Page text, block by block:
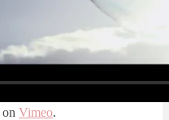
on Vimeo.